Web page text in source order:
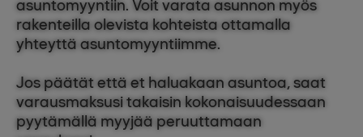
asuntomyyntiin. Voit varata asunnon myös
rakenteilla olevista kohteista ottamalla
yhteyttä asuntomyyntiimme.
Jos päätät että et haluakaan asuntoa, saat
varausmaksusi takaisin kokonaisuudessaan
pyytämällä myyjää peruuttamaan